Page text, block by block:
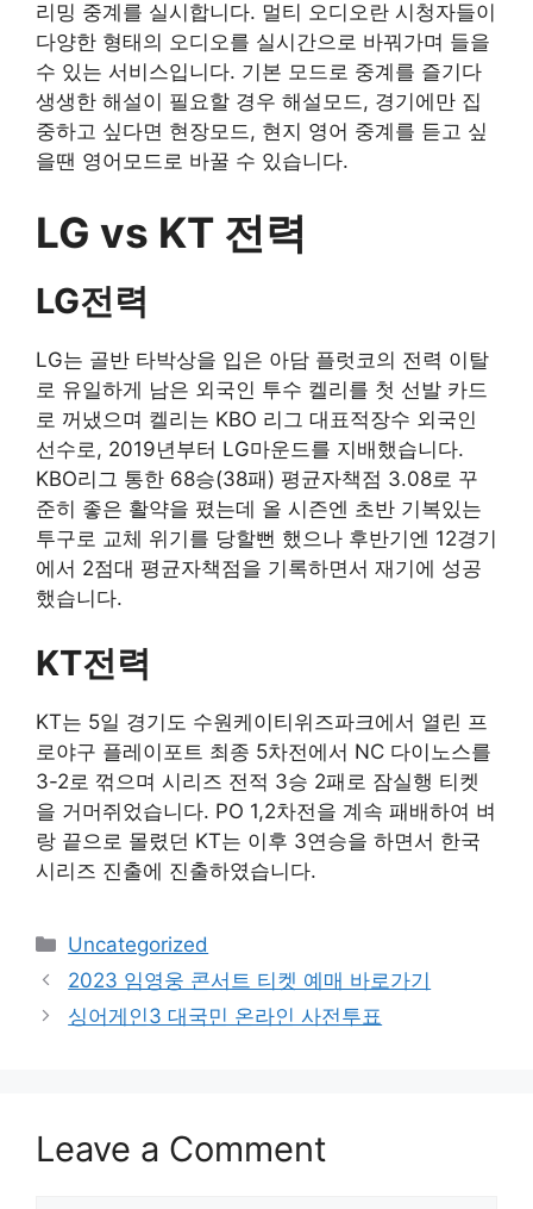
리밍 중계를 실시합니다. 멀티 오디오란 시청자들이
다양한 형태의 오디오를 실시간으로 바꿔가며 들을
수 있는 서비스입니다. 기본 모드로 중계를 즐기다
생생한 해설이 필요할 경우 해설모드, 경기에만 집
중하고 싶다면 현장모드, 현지 영어 중계를 듣고 싶
을땐 영어모드로 바꿀 수 있습니다.
LG vs KT 전력
LG전력
LG는 골반 타박상을 입은 아담 플럿코의 전력 이탈
로 유일하게 남은 외국인 투수 켈리를 첫 선발 카드
로 꺼냈으며 켈리는 KBO 리그 대표적장수 외국인
선수로, 2019년부터 LG마운드를 지배했습니다.
KBO리그 통한 68승(38패) 평균자책점 3.08로 꾸
준히 좋은 활약을 폈는데 올 시즌엔 초반 기복있는
투구로 교체 위기를 당할뻔 했으나 후반기엔 12경기
에서 2점대 평균자책점을 기록하면서 재기에 성공
했습니다.
KT전력
KT는 5일 경기도 수원케이티위즈파크에서 열린 프
로야구 플레이포트 최종 5차전에서 NC 다이노스를
3-2로 꺾으며 시리즈 전적 3승 2패로 잠실행 티켓
을 거머쥐었습니다. PO 1,2차전을 계속 패배하여 벼
랑 끝으로 몰렸던 KT는 이후 3연승을 하면서 한국
시리즈 진출에 진출하였습니다.
Categories
Uncategorized
Post
navigation
2023 임영웅 콘서트 티켓 예매 바로가기
싱어게인3 대국민 온라인 사전투표
Leave a Comment